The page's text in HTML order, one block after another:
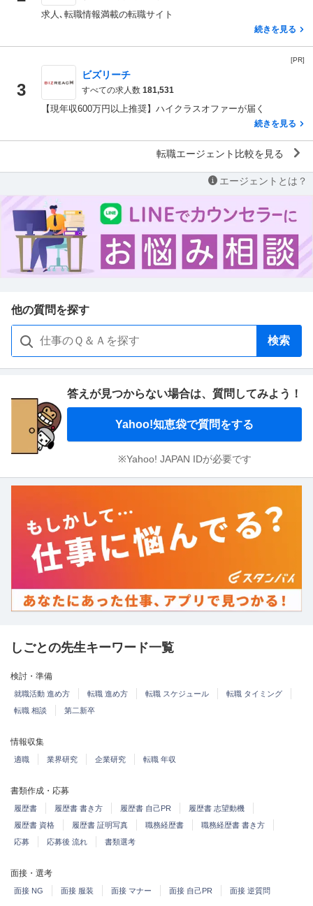
求人､転職情報満載の転職サイト
続きを見る
[PR]
3
ビズリーチ
すべての求人数 181,531
【現年収600万円以上推奨】ハイクラスオファーが届く
続きを見る
転職エージェント比較を見る
エージェントとは？
他の質問を探す
検索
答えが見つからない場合は、 質問してみよう！
Yahoo!知恵袋で質問をする
※Yahoo! JAPAN IDが必要です
しごとの先生キーワード一覧
検討・準備
就職活動 進め方 転職 進め方 転職 スケジュール
転職 タイミング
転職 相談
第二新卒
情報収集
適職 業界研究 企業研究 転職 年収
書類作成・応募
履歴書 履歴書 書き方 履歴書 自己PR
履歴書 志望動機
履歴書 資格
履歴書 証明写真 職務経歴書
職務経歴書 書き方
応募
応募後 流れ 書類選考
面接・選考
面接 NG 面接 服装 面接 マナー 面接 自己PR 面接 逆質問